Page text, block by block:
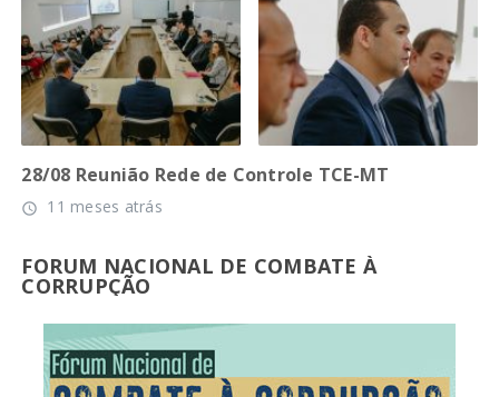
28/08 Reunião Rede de Controle TCE-MT
access_time 11 meses atrás
FORUM NACIONAL DE COMBATE À
CORRUPÇÃO